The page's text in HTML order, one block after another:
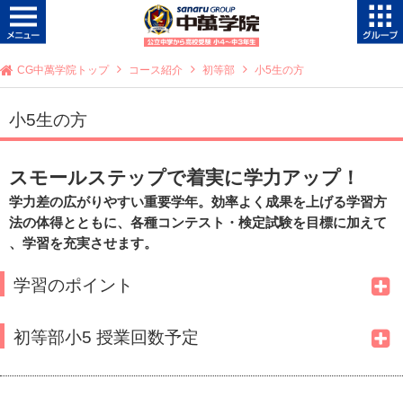
CG中萬学院トップ コース紹介 初等部 小5生の方
小5生の方
スモールステップで着実に学力アップ！
学力差の広がりやすい重要学年。効率よく成果を上げる学習方
法の体得とともに、各種コンテスト・検定試験を目標に加えて
、学習を充実させます。
学習のポイント
初等部小5 授業回数予定